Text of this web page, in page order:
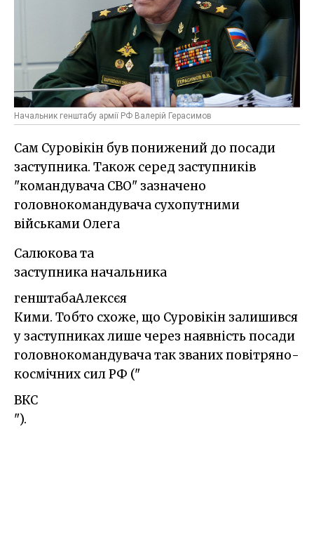
Начальник генштабу армії РФ Валерій Герасимов
Сам Суровікін був понижений до посади
заступника. Також серед заступників
"командувача СВО" зазначено
головнокомандувача сухопутними
військами Олега
Салюкова та
заступника начальника
генштабаАлексєя
Кими. Тобто схоже, що Суровікін залишився
у заступниках лише через наявність посади
головнокомандувача так званих повітряно-
космічних сил РФ ("
ВКС
").